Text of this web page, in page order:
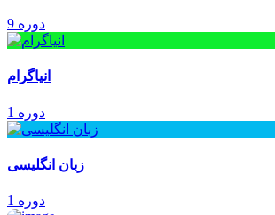
9 دوره
انیاگرام
1 دوره
زبان انگلیسی
1 دوره